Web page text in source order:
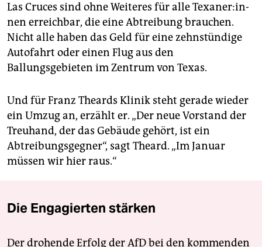
Las Cruces sind ohne Weiteres für alle Te­xa­ne­r:in­
nen erreichbar, die eine Abtreibung brauchen.
Nicht alle haben das Geld für eine zehnstündige
Autofahrt oder einen Flug aus den
Ballungsgebieten im Zentrum von Texas.
Und für Franz Theards Klinik steht gerade wieder
ein Umzug an, erzählt er. „Der neue Vorstand der
Treuhand, der das Gebäude gehört, ist ein
Abtreibungsgegner“, sagt Theard. „Im Januar
müssen wir hier raus.“
Die Engagierten stärken
Der drohende Erfolg der AfD bei den kommenden